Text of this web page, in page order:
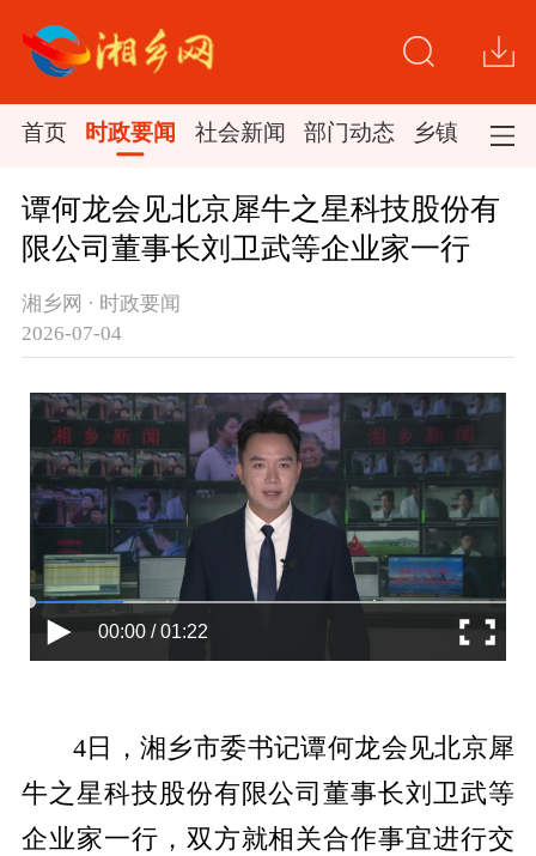
首页 时政要闻 社会新闻 部门动态 乡镇新闻
谭何龙会见北京犀牛之星科技股份有
限公司董事长刘卫武等企业家一行
湘乡网 · 时政要闻
2026-07-04
00:00 / 01:22
4日，湘乡市委书记谭何龙会见北京犀
牛之星科技股份有限公司董事长刘卫武等
企业家一行，双方就相关合作事宜进行交